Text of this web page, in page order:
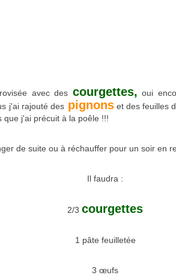
avec des courgettes, oui
j'ai rajouté despignonset des feuilles
que j'ai précuit à la poêle !!!
de suite ou à réchauffer pour un soir en
Il faudra :
2/3 courgettes
1 pâte feuilletée
3 œufs